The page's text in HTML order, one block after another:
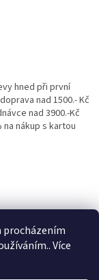
procházením
Více
hned při první
nad 1500.- Kč
nad 3900.-Kč
na nákup s kartou